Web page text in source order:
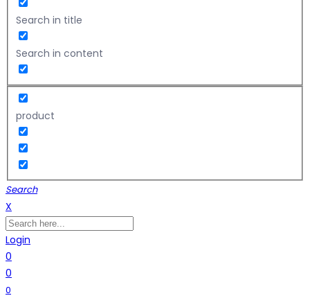
Search in title
Search in content
product
Search
X
Login
0
0
0